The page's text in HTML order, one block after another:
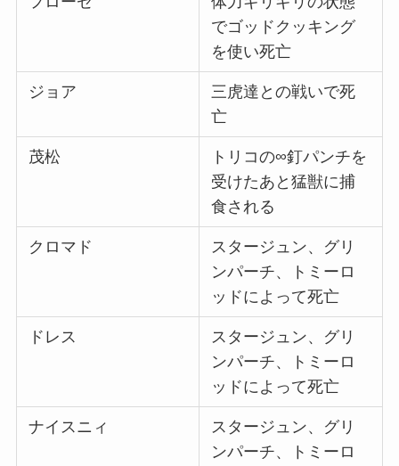
でゴッドクッキング
を使い死亡
ジョア
三虎達との戦いで死
亡
茂松
トリコの∞釘パンチを
受けたあと猛獣に捕
食される
クロマド
スタージュン、グリ
ンパーチ、トミーロ
ッドによって死亡
ドレス
スタージュン、グリ
ンパーチ、トミーロ
ッドによって死亡
ナイスニィ
スタージュン、グリ
ンパーチ、トミーロ